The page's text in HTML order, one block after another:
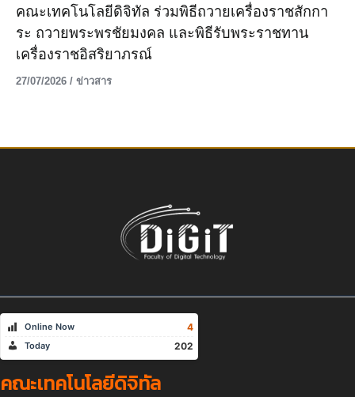
คณะเทคโนโลยีดิจิทัล ร่วมพิธีถวายเครื่องราชสักกา
ระ ถวายพระพรชัยมงคล และพิธีรับพระราชทาน
เครื่องราชอิสริยาภรณ์
27/07/2026 / ข่าวสาร
Online Now 4
Today 202
คณะเทคโนโลยีดิจิทัล